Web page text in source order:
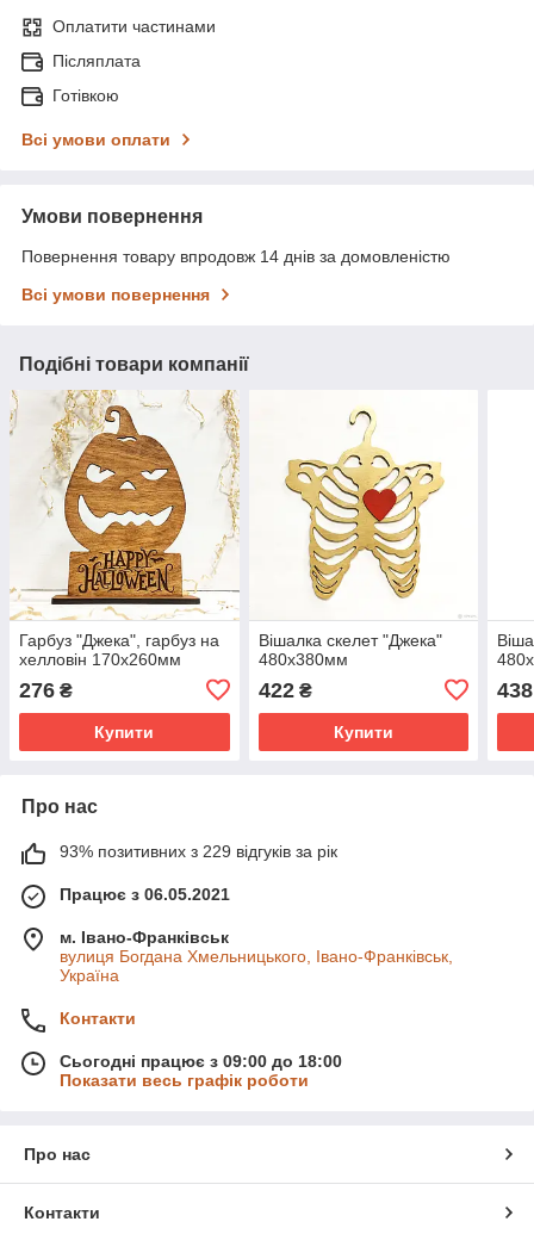
Оплатити частинами
Післяплата
Готівкою
Всі умови оплати
Умови повернення
Повернення товару впродовж 14 днів за домовленістю
Всі умови повернення
Подібні товари компанії
Гарбуз "Джека", гарбуз на
хелловін 170х260мм
276 ₴
Купити
Вішалка скелет "Джека"
480х380мм
422₴
Купити
438
Про нас
93% позитивних з 229 відгуків за рік
Працює з 06.05.2021
м. Івано-Франківськ
вулиця Богдана Хмельницького, Івано-Франківськ,
Україна
Контакти
Сьогодні працює з 09:00 до 18:00
Показати весь графік роботи
Про нас
Контакти